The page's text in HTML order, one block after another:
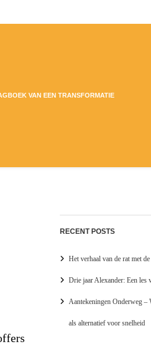
VAN EEN TRANSFORMATIE
RECENT POSTS
Het verhaal van de rat met
Drie jaar Alexander: Een les
Aantekeningen Onderweg –
als alternatief voor snelheid